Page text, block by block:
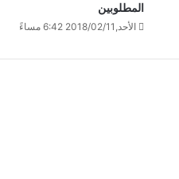
المطلوبين
الأحد,2018/02/11 6:42 مساءً